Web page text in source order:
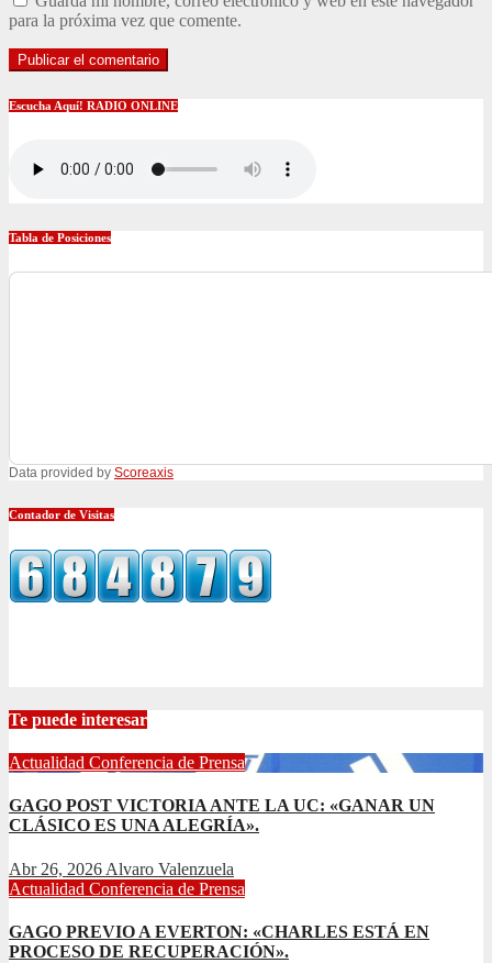
para la próxima vez que comente.
Escucha Aquí! RADIO ONLINE
Tabla de Posiciones
Data provided by Scoreaxis
Contador de Visitas
Te puede interesar
Actualidad Conferencia de Prensa
GAGO POST VICTORIA ANTE LA UC: «GANAR UN
CLÁSICO ES UNA ALEGRÍA».
Abr 26, 2026 Alvaro Valenzuela
Actualidad Conferencia de Prensa
GAGO PREVIO A EVERTON: «CHARLES ESTÁ EN
PROCESO DE RECUPERACIÓN».